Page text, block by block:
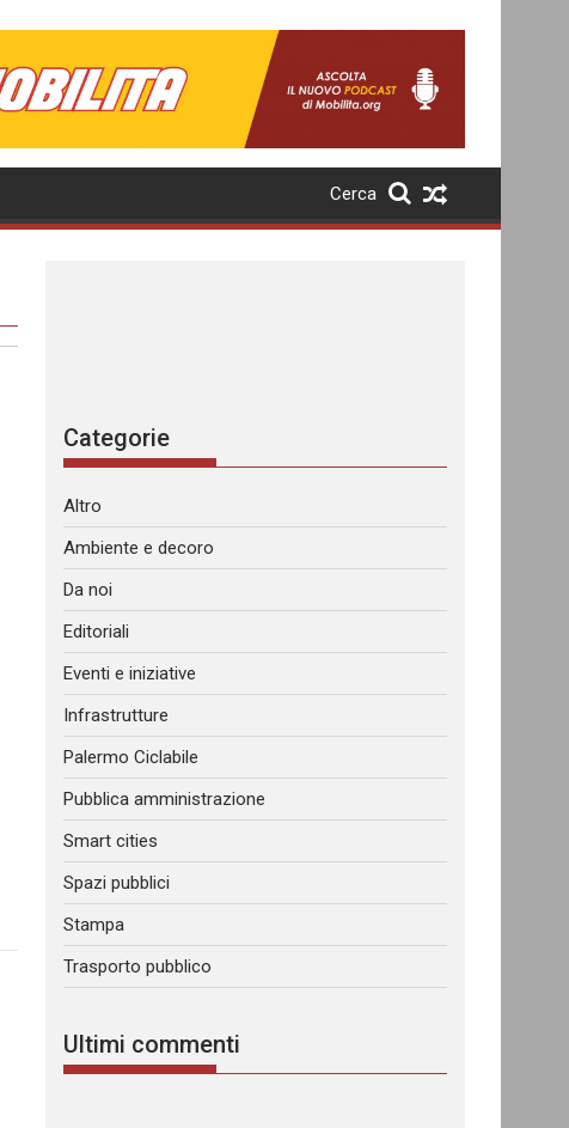
Cerca
Categorie
Altro
Ambiente e decoro
Da noi
Editoriali
Eventi e iniziative
Infrastrutture
Palermo Ciclabile
Pubblica amministrazione
Smart cities
Spazi pubblici
Stampa
Trasporto pubblico
Ultimi commenti